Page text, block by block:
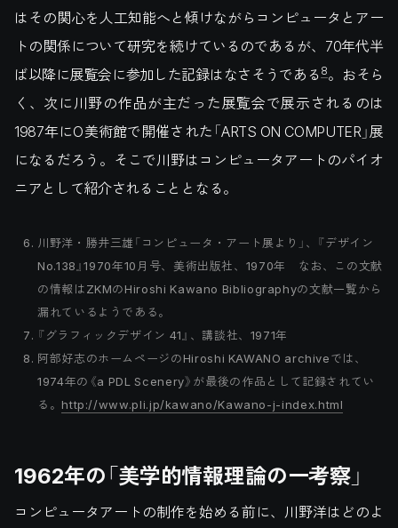
はその関心を人工知能へと傾けながらコンピュータとアー
トの関係について研究を続けているのであるが、70年代半
ば以降に展覧会に参加した記録はなさそうである8。おそら
く、次に川野の作品が主だった展覧会で展示されるのは
1987年にO美術館で開催された「ARTS ON COMPUTER」展
になるだろう。そこで川野はコンピュータアートのパイオ
ニアとして紹介されることとなる。
川野洋・勝井三雄「コンピュータ・アート展より」、『デザイン
No.138』1970年10月号、美術出版社、1970年 なお、この文献
の情報はZKMのHiroshi Kawano Bibliographyの文献一覧から
漏れているようである。
『グラフィックデザイン 41』、講談社、1971年
阿部好志のホームページのHiroshi KAWANO archiveでは、
1974年の《a PDL Scenery》が最後の作品として記録されてい
る。 http://www.pli.jp/kawano/Kawano-j-index.html
1962年の「美学的情報理論の一考察」
コンピュータアートの制作を始める前に、川野洋はどのよ